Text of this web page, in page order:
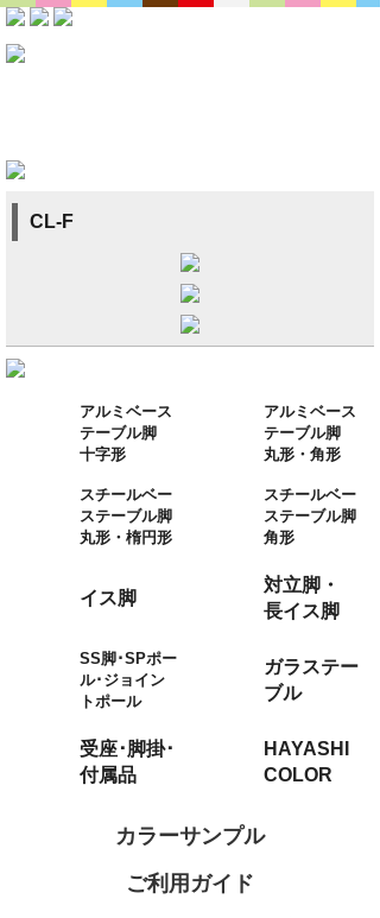
CL-F
アルミベース
テーブル脚
十字形
アルミベース
テーブル脚
丸形・角形
スチールベー
ステーブル脚
丸形・楕円形
スチールベー
ステーブル脚
角形
イス脚
対立脚・
長イス脚
SS脚･SPポー
ル･ジョイン
トポール
ガラステー
ブル
受座･脚掛･
付属品
HAYASHI
COLOR
カラーサンプル
ご利用ガイド